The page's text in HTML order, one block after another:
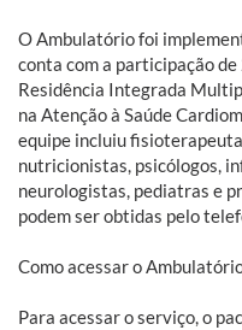
O Ambulatório foi
conta com a participação
Residência Integrada
na Atenção à Saúde
equipe incluiu
nutricionistas, psicólogos,
neurologistas, pediatras e
podem ser obtidas pelo
Como acessar o
Para acessar o serviço, o